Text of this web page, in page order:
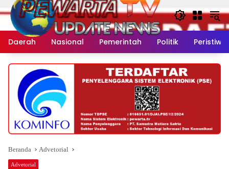
Langsung
ke
konten
Daerah Nasional Pemerintah Politik Peristiwa
Beranda Advetorial
Advetorial